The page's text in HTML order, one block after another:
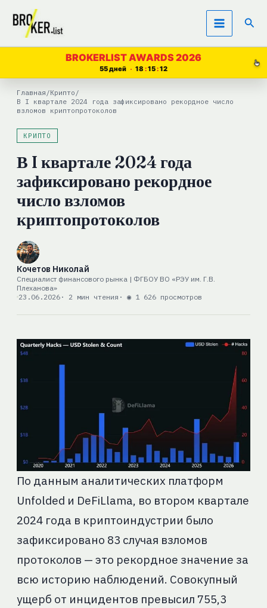
Перейти
содержимому
BROKERLIST AWARDS 2026
55 дней 18 15 11
Главная /Крипто /
В I квартале 2024 года зафиксировано рекордное число
взломов криптопротоколов
КРИПТО
В I квартале 2024 года
зафиксировано рекордное
число взломов
криптопротоколов
Кочетов Николай
Специалист финансового рынка | ФГБОУ ВО «РЭУ им. Г.В.
Плеханова»
23.06.2026· 2 мин чтения · ◉ 1 626 просмотров
По данным аналитических платформ
Unfolded и DeFiLlama, во втором квартале
2024 года в криптоиндустрии было
зафиксировано 83 случая взломов
протоколов — это рекордное значение за
всю историю наблюдений. Совокупный
ущерб от инцидентов превысил 755,3